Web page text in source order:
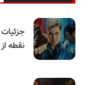
نقطه